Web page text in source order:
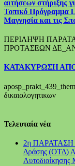
αιτήσεων στήριξης
Τοπικό Πρόγραμμα
Μαγνησία και τις
ΠΕΡΙΛΗΨΗ
ΠΡΟΤΑΣΕΩΝ
ΚΑΤΑΚΥΡΩΣΗ
δικαιολογητικων
Τελευταία νέα
2η ΠΑΡΑΤΑΣΗ
Δράσης (ΟΤΔ)